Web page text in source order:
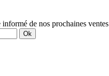
de nos prochaines ventes
Ok